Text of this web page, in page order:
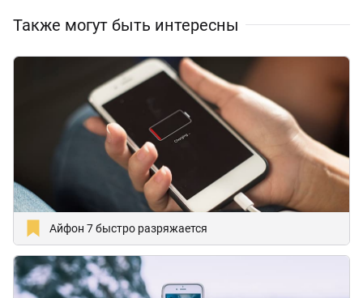
Также могут быть интересны
Айфон 7 быстро разряжается